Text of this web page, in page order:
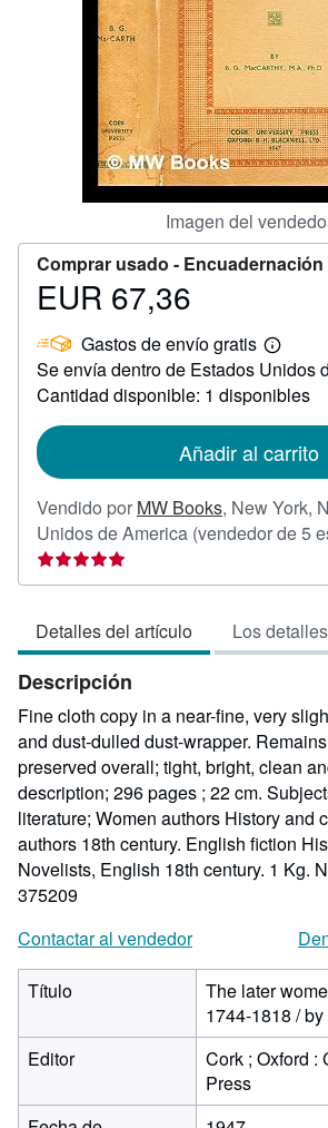
Imagen del
Comprar usado -
Precio
67,36
EUR 67,36
Gastos de envío gratis
Más
sobre
las
envío
Se envía dentro de Estados Unidos
Cantidad disponible: 1 disponibles
Añadir al carrito
Vendido por MW Books, New York,
Unidos de America (vendedor de 5
Detalles del artículo Los
Descripción
Fine cloth copy in a near-fine, very
and dust-dulled dust-wrapper.
preserved overall; tight, bright, clean
description; 296 pages ; 22 cm.
literature; Women authors History and
authors 18th century. English fiction
Novelists, English 18th century. 1 Kg.
375209
Contactar al vendedor
Título
The later
1744-1818 /
Editor
Cork ; Oxford :
Press